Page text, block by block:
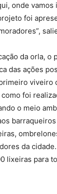
onde
foi
da orla, o
das ações
viveiro
foi
o meio
da
lixeiras para